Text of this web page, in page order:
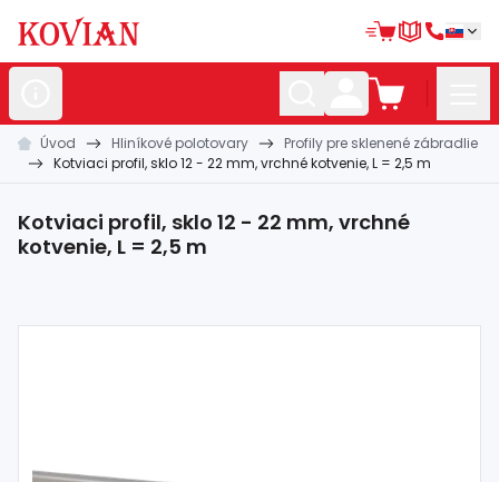
Nerezovépolotovary
Kovanépolotovary
Bránovésystémy
Hutnícky
Úvod Hliníkové polotovary
Profily pre sklenené zábradlie
Kotviaci profil, sklo 12 - 22 mm, vrchné kotvenie, L = 2,5 m
Kotviaci profil, sklo 12 - 22 mm, vrchné
kotvenie, L = 2,5 m